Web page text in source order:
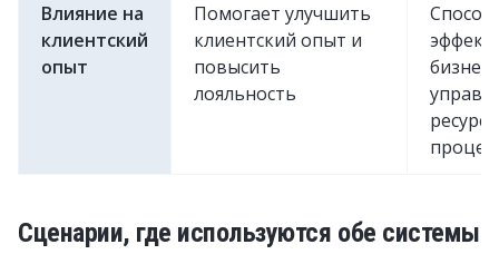
Влияние на
клиентский
опыт
Помогает улучшить
клиентский опыт и
повысить
лояльность
Сценарии, где используются обе системы